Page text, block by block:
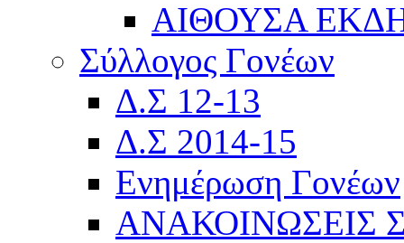
ΑΙΘΟΥΣΑ
Σύλλογος Γονέων
Δ.Σ 12-13
Δ.Σ 2014-15
Ενημέρωση Γονέων
ΑΝΑΚΟΙΝΩΣΕΙΣ